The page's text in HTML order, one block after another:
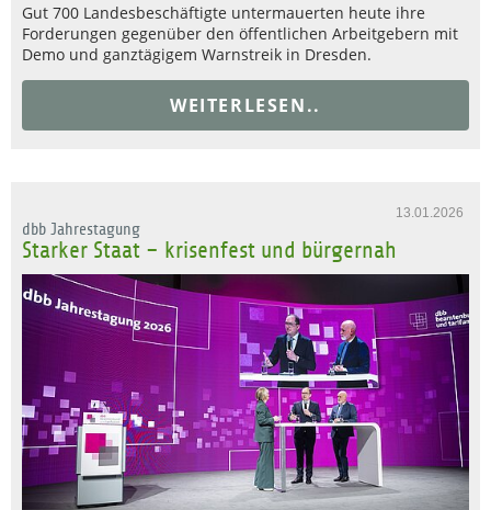
Gut 700 Landesbeschäftigte untermauerten heute ihre
Forderungen gegenüber den öffentlichen Arbeitgebern mit
Demo und ganztägigem Warnstreik in Dresden.
WEITERLESEN..
13.01.2026
dbb Jahrestagung
Starker Staat – krisenfest und bürgernah